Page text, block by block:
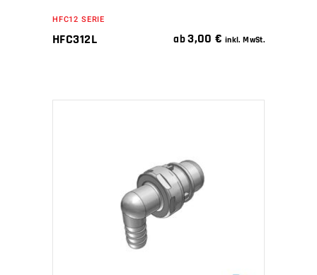
HFC12 SERIE
HFC312L ab3,00€ inkl. MwSt.
IN DEN WARENKORB